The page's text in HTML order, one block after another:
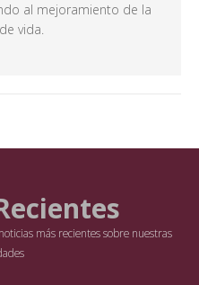
al mejoramiento de la
vida.
más recientes sobre nuestras